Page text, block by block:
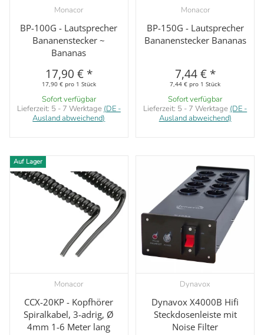
Monacor
BP-100G - Lautsprecher
Bananenstecker ~
Bananas
17,90 € *
17,90 € pro 1 Stück
Sofort verfügbar
Lieferzeit: 5 - 7 Werktage (DE -
Ausland abweichend)
Monacor
BP-150G - Lautsprecher
Bananenstecker Bananas
7,44 € *
7,44 € pro 1 Stück
Sofort verfügbar
Lieferzeit: 5 - 7 Werktage (DE -
Ausland abweichend)
Auf Lager
Monacor
CCX-20KP - Kopfhörer
Spiralkabel, 3-adrig, Ø
4mm 1-6 Meter lang
Dynavox
Dynavox X4000B Hifi
Steckdosenleiste mit
Noise Filter